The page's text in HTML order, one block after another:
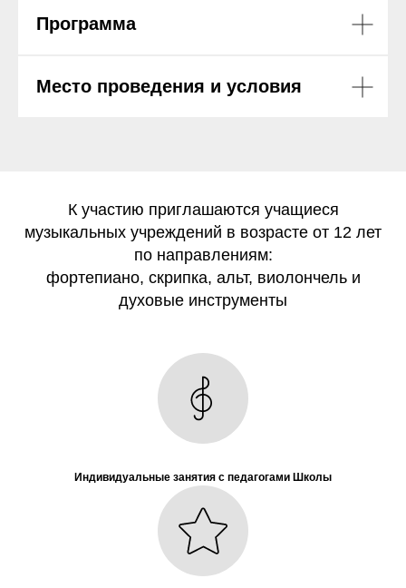
Программа
Место проведения и условия
К участию приглашаются учащиеся
музыкальных учреждений в возрасте от 12 лет
по направлениям:
фортепиано, скрипка, альт, виолончель и
духовые инструменты
Индивидуальные занятия с педагогами Школы